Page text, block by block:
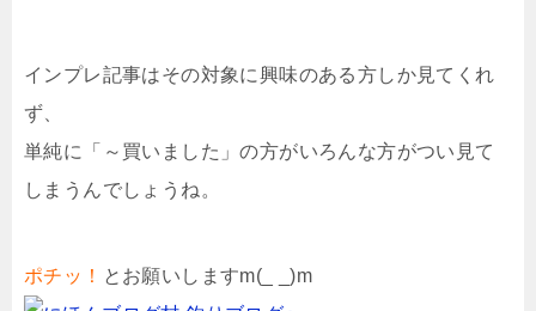
インプレ記事はその対象に興味のある方しか見てくれ
ず、
単純に「～買いました」の方がいろんな方がつい見て
しまうんでしょうね。
ポチッ！ とお願いしますm(_ _)m